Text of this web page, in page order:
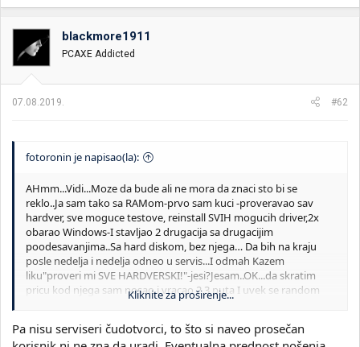
blackmore1911
PCAXE Addicted
07.08.2019. #62
fotoronin je napisao(la):
AHmm...Vidi...Moze da bude ali ne mora da znaci sto bi se
reklo..Ja sam tako sa RAMom-prvo sam kuci -proveravao sav
hardver, sve moguce testove, reinstall SVIH mogucih driver,2x
obarao Windows-I stavljao 2 drugacija sa drugacijim
poodesavanjima..Sa hard diskom, bez njega… Da bih na kraju
posle nedelja i nedelja odneo u servis...I odmah Kazem
liku"proveri mi SVE HARDVERSKI!"-jesi?Jesam..OK...da skratim
pricu kod njega sam nosao i vracao 2 3 puta I uvek se random
desavalo(BSOD) I kad smo promenili memoriju-imao sam posle
problem...Sem toga...Nikad vise BSOD! I nikad vise u servis!! Cast
Kliknite za proširenje...
Pa nisu serviseri čudotvorci, to što si naveo prosečan